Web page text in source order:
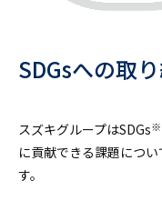
SDGsへの取
スズキグループはSDGs※
に貢献できる課題につ
す。